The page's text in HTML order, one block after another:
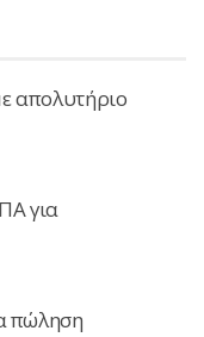
απολυτήριο
για
πώληση